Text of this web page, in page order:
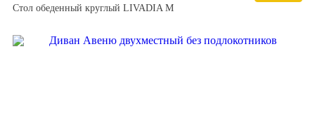
Стол обеденный круглый LIVADIA M